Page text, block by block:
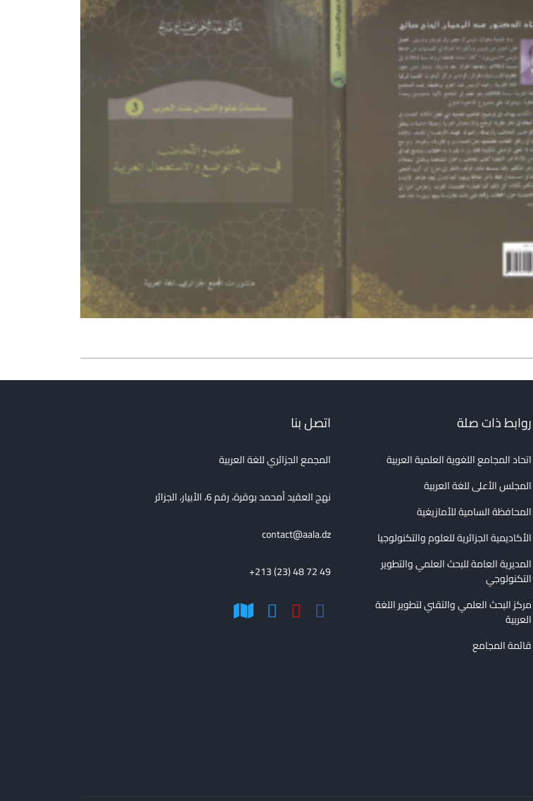
روابط ذات صلة
اتحاد المجامع اللغوية العلمية العربية
المجلس الأعلى للغة العربية
المحافظة السامية للأمازيغية
الأكاديمية الجزائرية للعلوم والتكنولوجيا
المديرية العامة للبحث العلمي والتطوير
التكنولوجي
مركز البحث العلمي والتقني لتطوير اللغة
العربية
قائمة المجامع
اتصل بنا
المجمع الجزائري للغة العربية
نهج العقيد أمحمد بوقرة، رقم 6، الأبيار، الجزائر
contact@aala.dz
+213 (23) 48 72 49